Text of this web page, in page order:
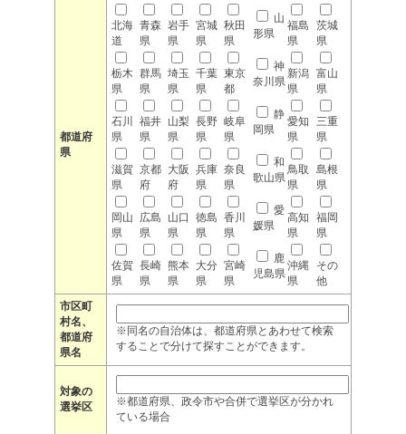
都道府
県
北海
道
青森
県
岩手
県
宮城
県
秋田
県
山
形県
福島
県
茨城
県
栃木
県
群馬
県
埼玉
県
千葉
県
東京
都
神
奈川県
新潟
県
富山
県
石川
県
福井
県
山梨
県
長野
県
岐阜
県
静
岡県
愛知
県
三重
県
滋賀
県
京都
府
大阪
府
兵庫
県
奈良
県
和
歌山県
鳥取
県
島根
県
岡山
県
広島
県
山口
県
徳島
県
香川
県
愛
媛県
高知
県
福岡
県
佐賀
県
長崎
県
熊本
県
大分
県
宮崎
県
鹿
児島県
沖縄
県
その
他
市区町
村名、
都道府
県名
※同名の自治体は、都道府県とあわせて検索
することで分けて探すことができます。
対象の
選挙区
※都道府県、政令市や合併で選挙区が分かれ
ている場合